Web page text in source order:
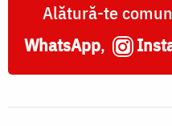
Alătură-te
WhatsApp,